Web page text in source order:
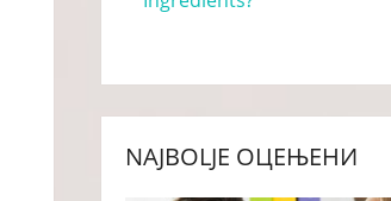
NAJBOLJE ОЦЕЊЕНИ